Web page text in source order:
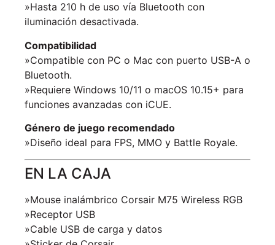
»Hasta 210 h de uso vía Bluetooth con
iluminación desactivada.
Compatibilidad
»Compatible con PC o Mac con puerto USB-A o
Bluetooth.
»Requiere Windows 10/11 o macOS 10.15+ para
funciones avanzadas con iCUE.
Género de juego recomendado
»Diseño ideal para FPS, MMO y Battle Royale.
EN LA CAJA
»Mouse inalámbrico Corsair M75 Wireless RGB
»Receptor USB
»Cable USB de carga y datos